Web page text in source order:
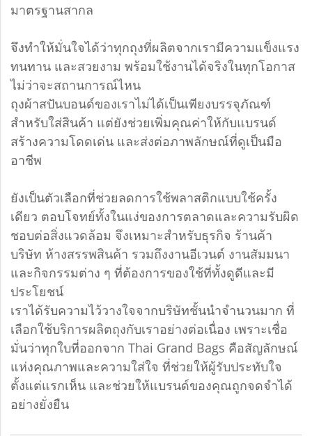
มาตรฐานสากล
จึงทำให้มั่นใจได้ว่าทุกถุงที่ผลิตจากเรามีความแข็งแรง
ทนทาน และสวยงาม พร้อมใช้งานได้จริงในทุกโอกาส
ไม่ว่าจะสถานการณ์ไหน
ถุงผ้าสปันบอนด์ของเราไม่ได้เป็นเพียงบรรจุภัณฑ์
สำหรับใส่สินค้า แต่ยังช่วยเพิ่มคุณค่าให้กับแบรนด์
สร้างความโดดเด่น และส่งต่อภาพลักษณ์ที่ดูเป็นมือ
อาชีพ
ยังเป็นตัวเลือกที่ช่วยลดการใช้พลาสติกแบบใช้ครั้ง
เดียว ตอบโจทย์ทั้งในแง่ของการตลาดและความรับผิด
ชอบต่อสิ่งแวดล้อม จึงเหมาะสำหรับธุรกิจ ร้านค้า
บริษัท ห้างสรรพสินค้า รวมถึงงานอีเวนต์ งานสัมมนา
และกิจกรรมต่าง ๆ ที่ต้องการของใช้ที่ทั้งดูดีและมี
ประโยชน์
เราได้รับความไว้วางใจจากบริษัทชั้นนำจำนวนมาก ที่
เลือกใช้บริการผลิตถุงกับเราอย่างต่อเนื่อง เพราะเชื่อ
มั่นว่าทุกใบที่ออกจาก Thai Grand Bags คือสัญลักษณ์
แห่งคุณภาพและความใส่ใจ ที่ช่วยให้ผู้รับประทับใจ
ตั้งแต่แรกเห็น และช่วยให้แบรนด์ของคุณถูกจดจำได้
อย่างยั่งยืน